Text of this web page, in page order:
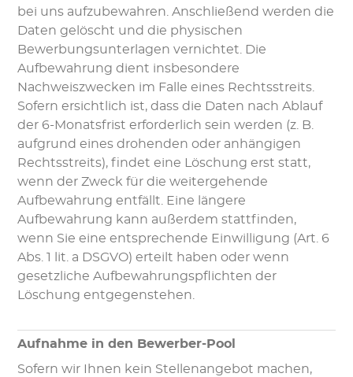
bei uns aufzubewahren. Anschließend werden die
Daten gelöscht und die physischen
Bewerbungsunterlagen vernichtet. Die
Aufbewahrung dient insbesondere
Nachweiszwecken im Falle eines Rechtsstreits.
Sofern ersichtlich ist, dass die Daten nach Ablauf
der 6-Monatsfrist erforderlich sein werden (z. B.
aufgrund eines drohenden oder anhängigen
Rechtsstreits), findet eine Löschung erst statt,
wenn der Zweck für die weitergehende
Aufbewahrung entfällt. Eine längere
Aufbewahrung kann außerdem stattfinden,
wenn Sie eine entsprechende Einwilligung (Art. 6
Abs. 1 lit. a DSGVO) erteilt haben oder wenn
gesetzliche Aufbewahrungspflichten der
Löschung entgegenstehen.
Aufnahme in den Bewerber-Pool
Sofern wir Ihnen kein Stellenangebot machen,